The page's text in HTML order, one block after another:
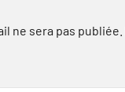
ne sera pas publiée.